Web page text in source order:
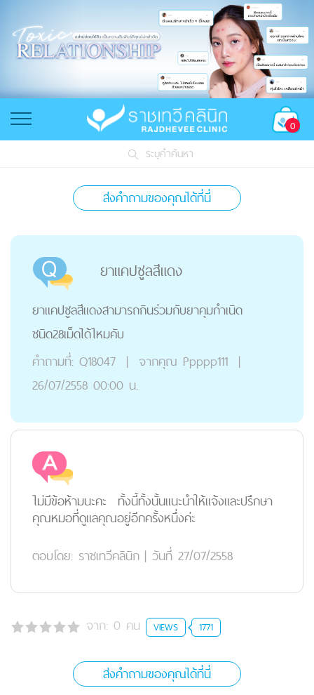
0
ระบุคำค้นหา
ส่งคำถามของคุณได้ที่นี่
ยาแคปซูลสีแดง
ยาแคปซูลสีแดงสามารถกินร่วมกับยาคุมกำเนิด
ชนิด28เม็ดได้ไหมคับ
คำถามที่: Q18047 | จากคุณ Ppppp111 |
26/07/2558 00:00 น.
ไม่มีข้อห้ามนะคะ ทั้งนี้ทั้งนั้นแนะนำให้แจ้งและปรึกษา
คุณหมอที่ดูแลคุณอยู่อีกครั้งหนึ่งค่ะ
ตอบโดย: ราชเทวีคลินิก | วันที่ 27/07/2558
จาก: 0 คน VIEWS 1771
ส่งคำถามของคุณได้ที่นี่